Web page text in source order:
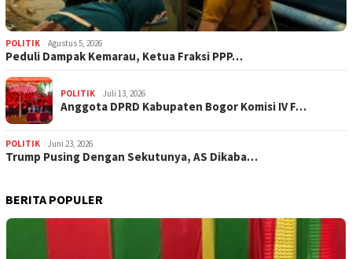
POLITIK Agustus 5, 2026
‎Peduli Dampak Kemarau, Ketua Fraksi PPP…
POLITIK Juli 13, 2026
Anggota DPRD Kabupaten Bogor Komisi IV F…
POLITIK Juni 23, 2026
Trump Pusing Dengan Sekutunya, AS Dikaba…
BERITA POPULER